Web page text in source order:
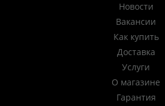
Новости
Вакансии
Как купить
Доставка
Услуги
О магазине
Гарантия